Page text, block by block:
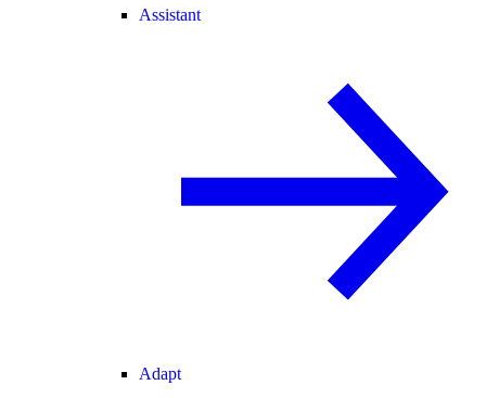
Assistant
Adapt